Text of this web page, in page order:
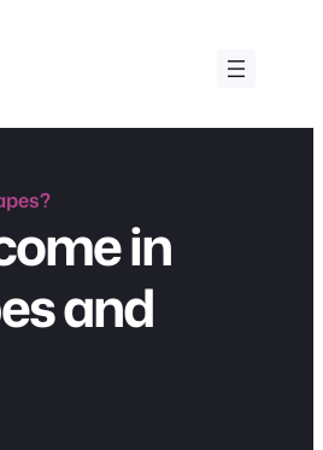
in
and